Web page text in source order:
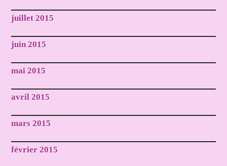
juillet 2015
juin 2015
mai 2015
avril 2015
mars 2015
février 2015